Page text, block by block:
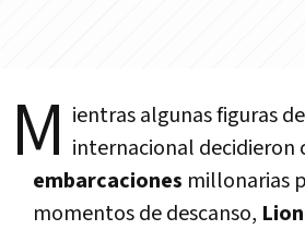
M ientras algunas figuras
internacional decidieron
embarcaciones millonarias
momentos de descanso,